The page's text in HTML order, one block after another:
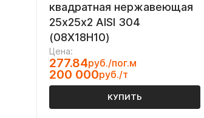
квадратная нержавеющая
25х25х2 AISI 304
(08Х18Н10)
Цена:
277.84руб./пог.м
200 000руб./т
КУПИТЬ